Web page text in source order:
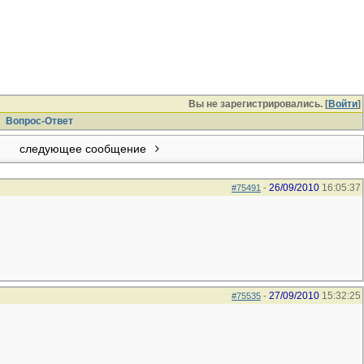
Вы не зарегистрировались. [Войти]
Вопрос-Ответ
следующее сообщение
#75491 - 26/09/2010 16:05:37
#75535 - 27/09/2010 15:32:25